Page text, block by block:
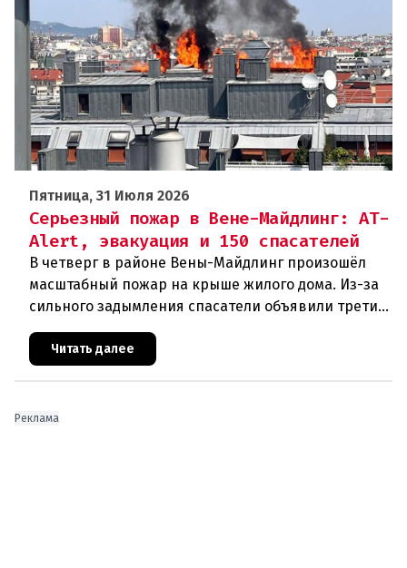
Пятница, 31 Июля 2026
Серьезный пожар в Вене-Майдлинг: AT-
Alert, эвакуация и 150 спасателей
В четверг в районе Вены-Майдлинг произошёл
масштабный пожар на крыше жилого дома. Из-за
сильного задымления спасатели объявили третий
уровень тревоги и задействовали 36 единиц
техники. Огонь удалось п
Читать далее
Реклама